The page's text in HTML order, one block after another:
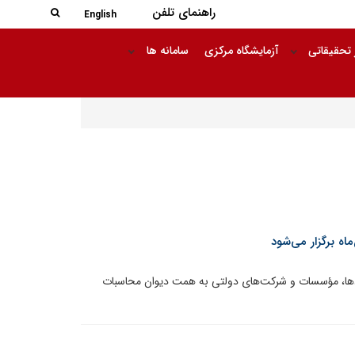
راهنمای تلفن جستجو English
آزمایشگاه مرکزی سامانه ها
برگزار می‌شود
مؤسسات و شرکت‌های دولتی به همت دیوان محاسبات